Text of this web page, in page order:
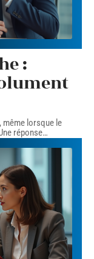
:
même lorsque le
réponse…